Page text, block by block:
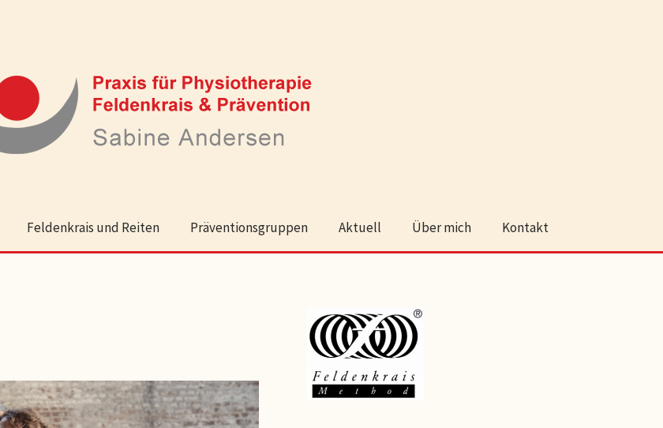
Feldenkrais und Reiten Präventionsgruppen Aktuell Über mich Kontakt